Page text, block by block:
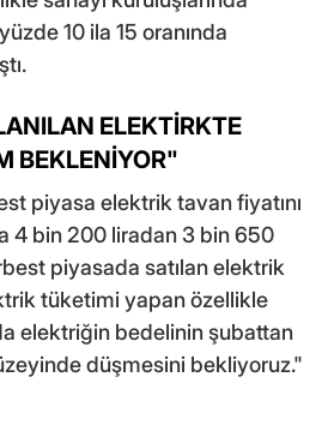
10 ila 15 oranında
ELEKTİRKTE
BEKLENİYOR"
piyasa elektrik tavan fiyatını
4 bin 200 liradan 3 bin 650
piyasada satılan elektrik
tüketimi yapan özellikle
elektriğin bedelinin şubattan
düşmesini bekliyoruz."